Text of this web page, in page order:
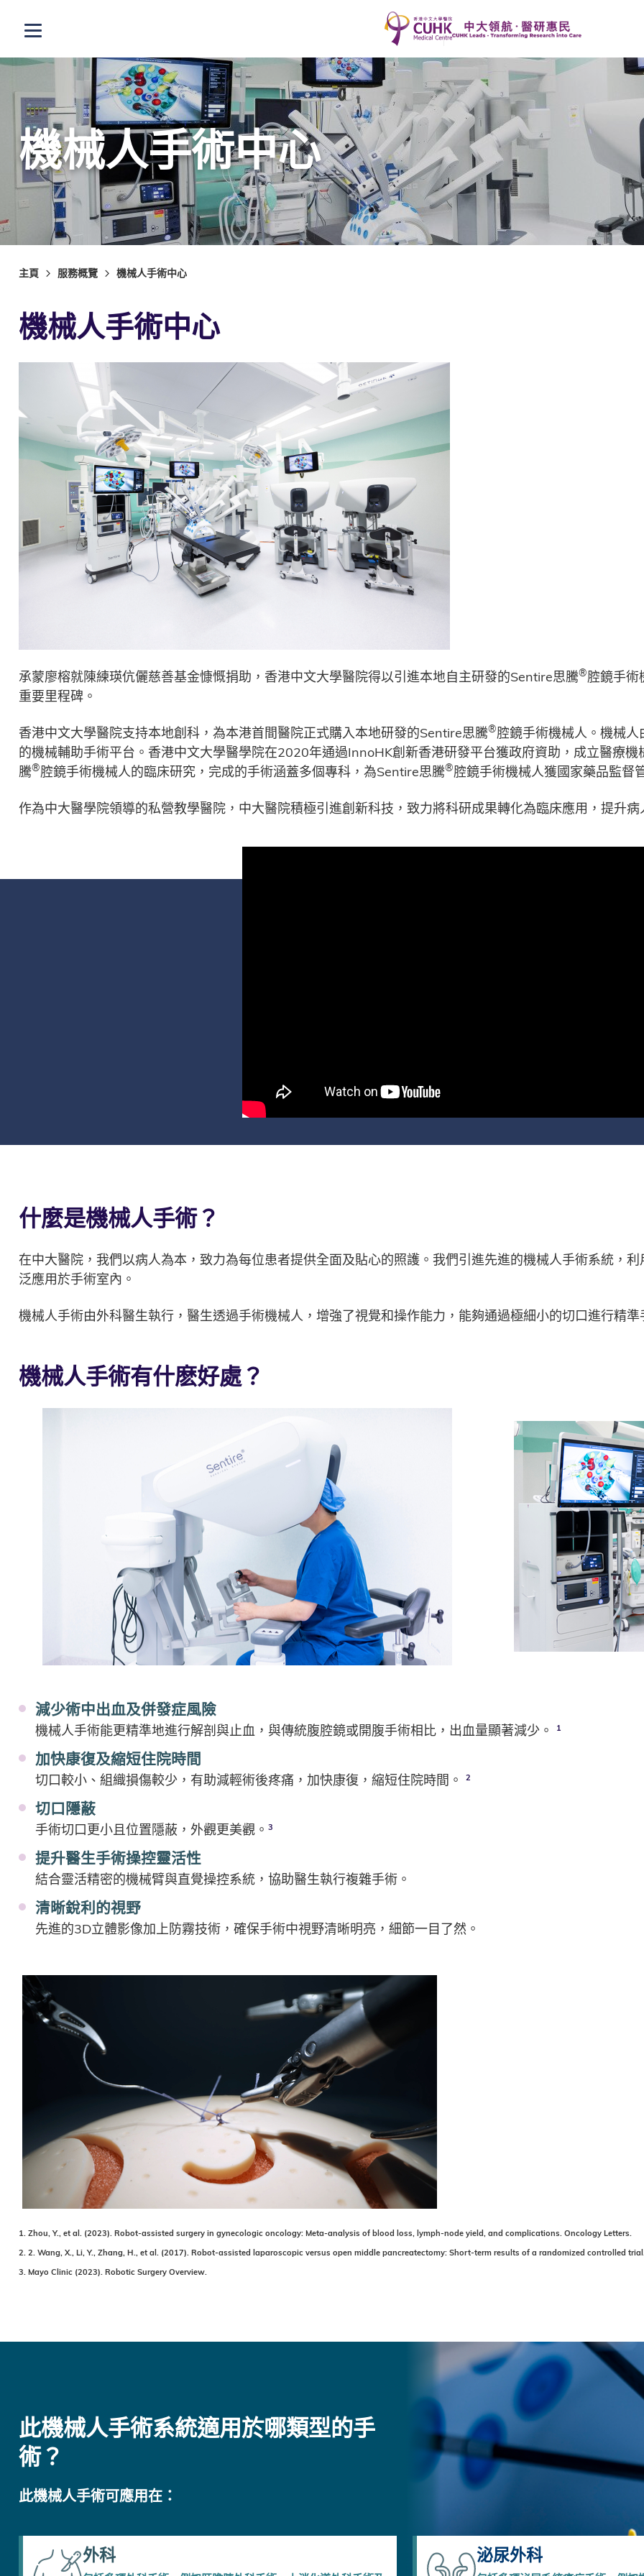
打開選單
機械人手術中心
主頁 服務概覽 機械人手術中心
機械人手術中心
承蒙廖榕就陳練瑛伉儷慈善基金慷慨捐助，香港中文大學醫院得以引進本地自主研發的Sentire思騰®腔鏡手術
重要里程碑。
香港中文大學醫院支持本地創科，為本港首間醫院正式購入本地研發的Sentire思騰®腔鏡手術機械人。機械
的機械輔助手術平台。香港中文大學醫學院在2020年通過InnoHK創新香港研發平台獲政府資助，成立醫療
騰®腔鏡手術機械人的臨床研究，完成的手術涵蓋多個專科，為Sentire思騰®腔鏡手術機械人獲國家藥品監督
作為中大醫學院領導的私營教學醫院，中大醫院積極引進創新科技，致力將科研成果轉化為臨床應用，提升
什麼是機械人手術？
在中大醫院，我們以病人為本，致力為每位患者提供全面及貼心的照護。我們引進先進的機械人手術系統，
泛應用於手術室內。
機械人手術由外科醫生執行，醫生透過手術機械人，增強了視覺和操作能力，能夠通過極細小的切口進行精準
機械人手術有什麽好處？
減少術中出血及併發症風險
機械人手術能更精準地進行解剖與止血，與傳統腹腔鏡或開腹手術相比，出血量顯著減少。 1
加快康復及縮短住院時間
切口較小、組織損傷較少，有助減輕術後疼痛，加快康復，縮短住院時間。 2
切口隱蔽
手術切口更小且位置隱蔽，外觀更美觀。 3
提升醫生手術操控靈活性
結合靈活精密的機械臂與直覺操控系統，協助醫生執行複雜手術。
清晰銳利的視野
先進的3D立體影像加上防霧技術，確保手術中視野清晰明亮，細節一目了然。
1. Zhou, Y., et al. (2023). Robot-assisted surgery in gynecologic oncology: Meta-analysis of blood loss, lymph-node yield, and complications. Oncology Letters.
2. 2. Wang, X., Li, Y., Zhang, H., et al. (2017). Robot-assisted laparoscopic versus open middle pancreatectomy: Short-term results of a randomized controlled
3. Mayo Clinic (2023). Robotic Surgery Overview.
此機械人手術系統適用於哪類型的手
術？
此機械人手術可應用在：
外科 泌尿外科